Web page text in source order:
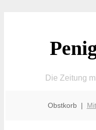
Die Zeitung
Obstkorb |